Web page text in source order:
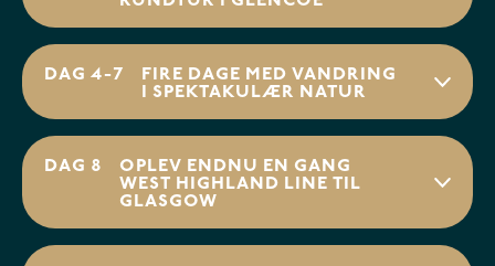
DAG 4-7
FIRE DAGE MED VANDRING
I SPEKTAKULÆR NATUR
DAG 8
OPLEV ENDNU EN GANG
WEST HIGHLAND LINE TIL
GLASGOW